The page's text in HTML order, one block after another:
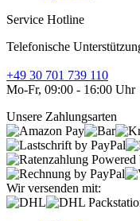
Service Hotline
Telefonische
+49 30 701 739 110
Mo-Fr, 09:00 - 16:00 Uhr
Unsere Zahlungsarten
Wir versenden mit: